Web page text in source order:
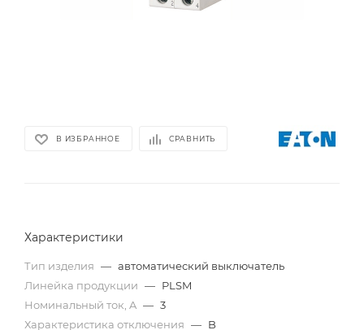
В ИЗБРАННОЕ СРАВНИТЬ
Характеристики
Тип изделия — автоматический выключатель
Линейка продукции — PLSM
Номинальный ток, A — 3
Характеристика отключения — B